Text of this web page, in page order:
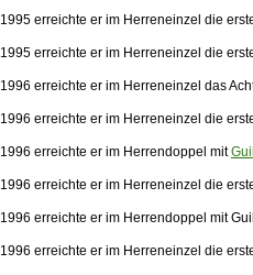
1995 erreichte er im Herreneinzel die
1995 erreichte er im Herreneinzel die
1996 erreichte er im Herreneinzel das
1996 erreichte er im Herreneinzel die
1996 erreichte er im Herrendoppel mit
1996 erreichte er im Herreneinzel die
1996 erreichte er im Herrendoppel mit
1996 erreichte er im Herreneinzel die